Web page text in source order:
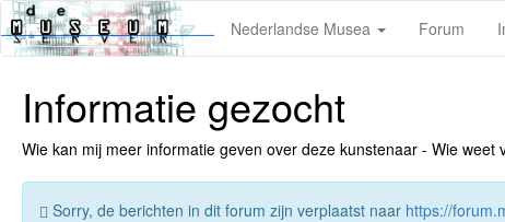
Nederlandse Musea Forum
Informatie gezocht
Wie kan mij meer informatie geven over deze kunstenaar - Wie
Sorry, de berichten in dit forum zijn verplaatst naar https://